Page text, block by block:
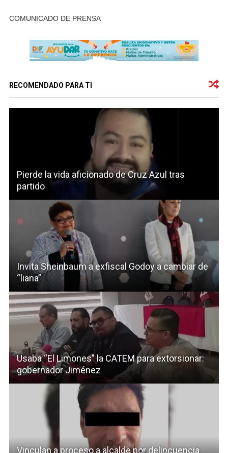
COMUNICADO DE PRENSA
RECOMENDADO PARA TI
Pierde la vida aficionado de Cruz Azul tras
partido
Invita Sheinbaum a exfiscal Godoy a cambiar de
“liana”
Usaba “El Limones” la CATEM para extorsionar:
gobernador Jiménez
Vinculan a proceso a alcalde por delincuencia